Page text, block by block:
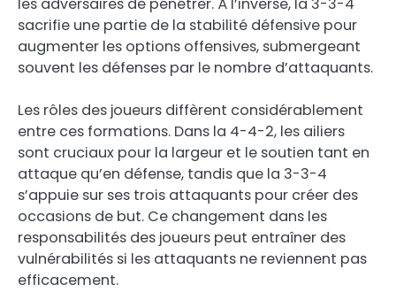
les adversaires de pénétrer. À l’inverse, la 3-3-4
sacrifie une partie de la stabilité défensive pour
augmenter les options offensives, submergeant
souvent les défenses par le nombre d’attaquants.
Les rôles des joueurs diffèrent considérablement
entre ces formations. Dans la 4-4-2, les ailiers
sont cruciaux pour la largeur et le soutien tant en
attaque qu’en défense, tandis que la 3-3-4
s’appuie sur ses trois attaquants pour créer des
occasions de but. Ce changement dans les
responsabilités des joueurs peut entraîner des
vulnérabilités si les attaquants ne reviennent pas
efficacement.